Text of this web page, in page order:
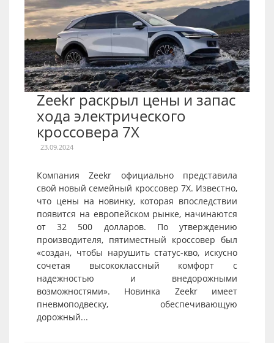
Zeekr раскрыл цены и запас
хода электрического
кроссовера 7X
23.09.2024
Компания Zeekr официально представила
свой новый семейный кроссовер 7X. Известно,
что цены на новинку, которая впоследствии
появится на европейском рынке, начинаются
от 32 500 долларов. По утверждению
производителя, пятиместный кроссовер был
«создан, чтобы нарушить статус-кво, искусно
сочетая высококлассный комфорт с
надежностью и внедорожными
возможностями». Новинка Zeekr имеет
пневмоподвеску, обеспечивающую
дорожный...